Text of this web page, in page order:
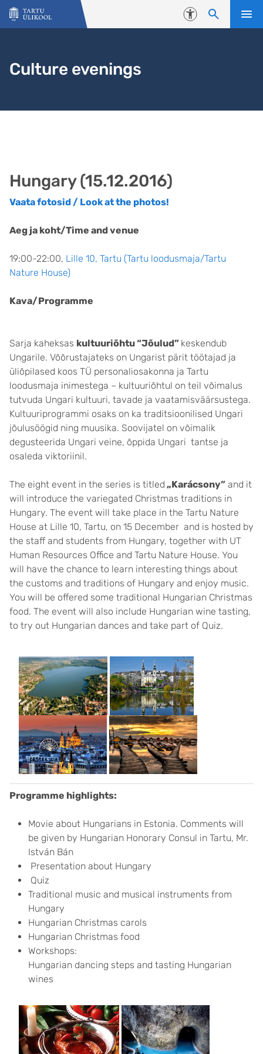
Liigu edasi põhisisu juurde
Juurdepääsetavus
Culture evenings
Hungary (15.12.2016)
Vaata fotosid / Look at the photos!
Aeg ja koht/Time and venue
19:00-22:00, Lille 10, Tartu (Tartu loodusmaja/Tartu
Nature House)
Kava/Programme
Sarja kaheksas kultuuriõhtu “Jõulud” keskendub
Ungarile. Võõrustajateks on Ungarist pärit töötajad ja
üliõpilased koos TÜ personaliosakonna ja Tartu
loodusmaja inimestega – kultuuriõhtul on teil võimalus
tutvuda Ungari kultuuri, tavade ja vaatamisväärsustega.
Kultuuriprogrammi osaks on ka traditsioonilised Ungari
jõulusöögid ning muusika. Soovijatel on võimalik
degusteerida Ungari veine, õppida Ungari tantse ja
osaleda viktoriinil.
The eight event in the series is titled „Karácsony” and it
will introduce the variegated Christmas traditions in
Hungary. The event will take place in the Tartu Nature
House at Lille 10, Tartu, on 15 December and is hosted by
the staff and students from Hungary, together with UT
Human Resources Office and Tartu Nature House. You
will have the chance to learn interesting things about
the customs and traditions of Hungary and enjoy music.
You will be offered some traditional Hungarian Christmas
food. The event will also include Hungarian wine tasting,
to try out Hungarian dances and take part of Quiz.
Programme highlights:
Movie about Hungarians in Estonia. Comments will
be given by Hungarian Honorary Consul in Tartu, Mr.
István Bán
Presentation about Hungary
Quiz
Traditional music and musical instruments from
Hungary
Hungarian Christmas carols
Hungarian Christmas food
Workshops:
Hungarian dancing steps and tasting Hungarian
wines